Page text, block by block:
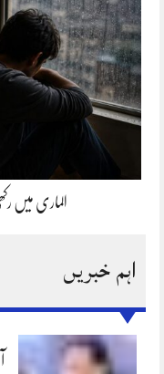
الماری میں
اہم خبریں